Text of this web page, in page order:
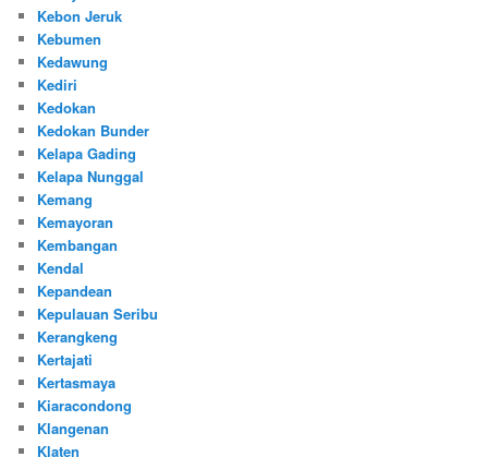
Kebon Jeruk
Kebumen
Kedawung
Kediri
Kedokan
Kedokan Bunder
Kelapa Gading
Kelapa Nunggal
Kemang
Kemayoran
Kembangan
Kendal
Kepandean
Kepulauan Seribu
Kerangkeng
Kertajati
Kertasmaya
Kiaracondong
Klangenan
Klaten